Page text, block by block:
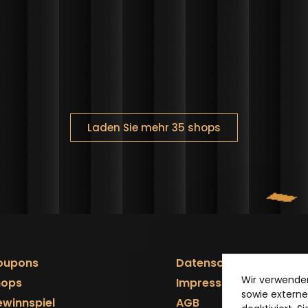
Laden Sie mehr 35 shops
FOOTER
Datenschutzerklärung
Impressum
AGB
Wir
sowie